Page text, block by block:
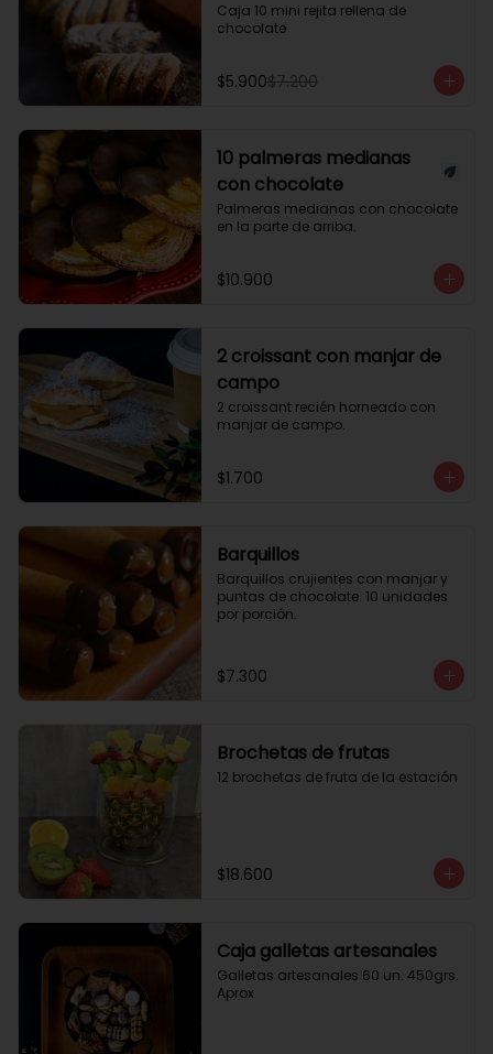
Caja 10 mini rejita rellena de
chocolate
$5.900$7.200
10 palmeras medianas
con chocolate
Palmeras medianas con chocolate
en la parte de arriba.
$10.900
2 croissant con manjar de
campo
2 croissant recién horneado con
manjar de campo.
$1.700
Barquillos
Barquillos crujientes con manjar y
puntas de chocolate. 10 unidades
por porción.
$7.300
Brochetas de frutas
12 brochetas de fruta de la estación
$18.600
Caja galletas artesanales
Galletas artesanales 60 un. 450grs.
Aprox